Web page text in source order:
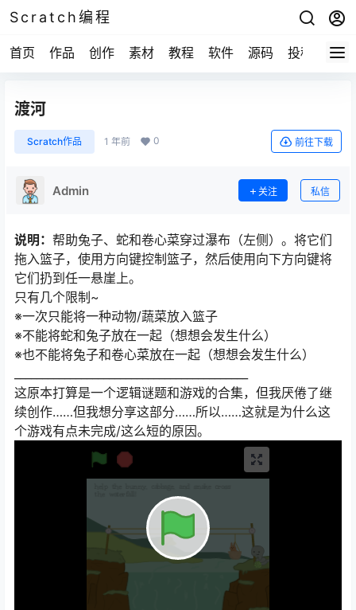
Scratch编程
首页 作品 创作 素材 教程 软件 源码 投稿 关于
渡河
Scratch作品 1 年前 0 前往下载
Admin 关注 私信
说明： 帮助兔子、蛇和卷心菜穿过瀑布（左侧）。将它们
拖入篮子，使用方向键控制篮子，然后使用向下方向键将
它们扔到任一悬崖上。
只有几个限制~
※一次只能将一种动物/蔬菜放入篮子
※不能将蛇和兔子放在一起（想想会发生什么）
※也不能将兔子和卷心菜放在一起（想想会发生什么）
这原本打算是一个逻辑谜题和游戏的合集，但我厌倦了继
续创作……但我想分享这部分……所以……这就是为什么这
个游戏有点未完成/这么短的原因。